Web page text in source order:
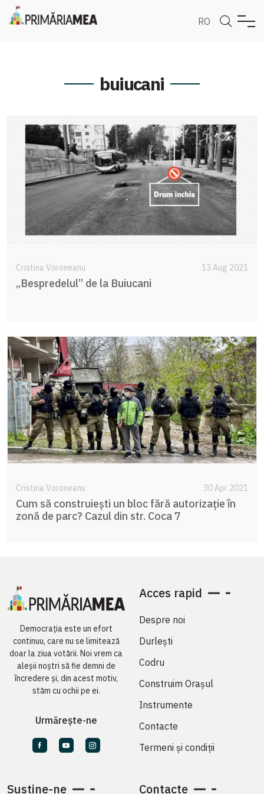
RO
buiucani
Cristina Voroneanu 13 Aug 2021
„Bespredelul” de la Buiucani
Cristina Voroneanu 30 Apr 2021
Cum să construiești un bloc fără autorizație în
zonă de parc? Cazul din str. Coca 7
Democrația este un efort
continuu, care nu se limitează
doar la ziua votării. Noi vrem ca
aleșii noștri să fie demni de
încredere și, din acest motiv,
stăm cu ochii pe ei.
Urmărește-ne
Acces rapid
Despre noi
Durlești
Codru
Construim Orașul
Instrumente
Contacte
Termeni și condiții
Susține-ne Contacte